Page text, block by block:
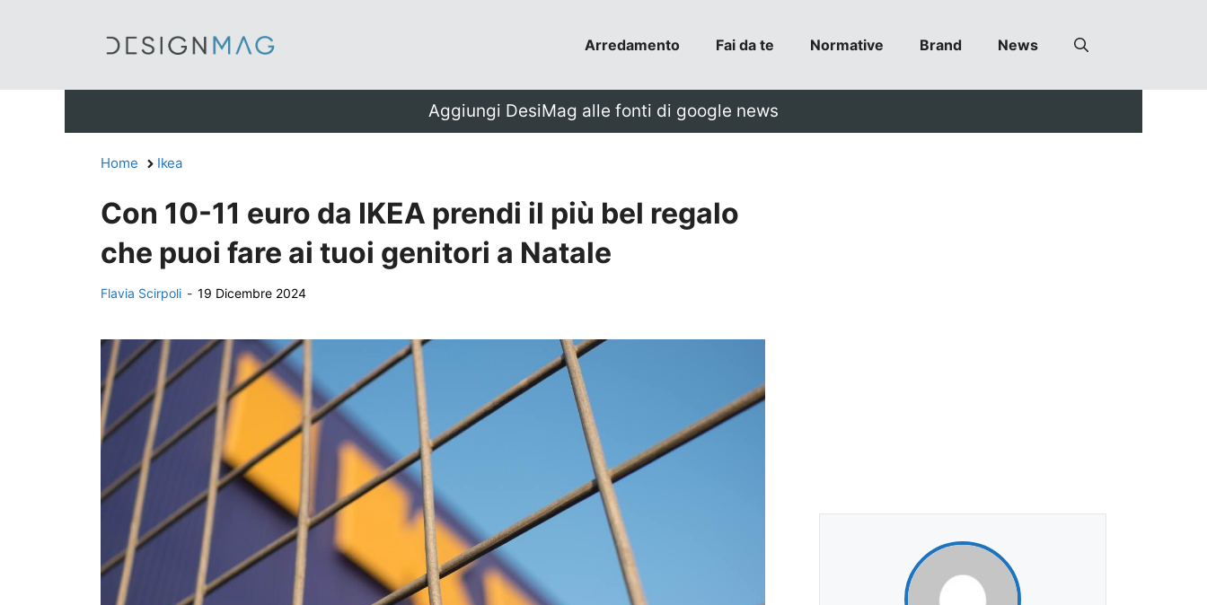
Arredamento Fai da te Normative Brand News
Aggiungi DesiMag alle fonti di google news
Home Ikea
Con 10-11 euro da IKEA prendi il più bel regalo
che puoi fare ai tuoi genitori a Natale
Flavia Scirpoli - 19 Dicembre 2024